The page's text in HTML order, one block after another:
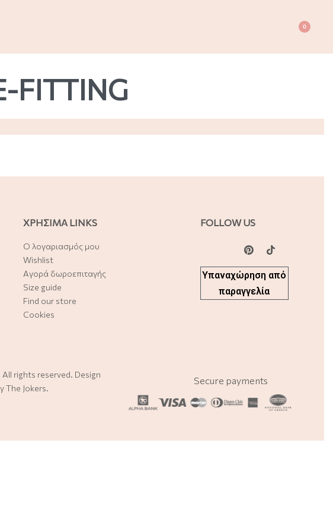
0
FITTING
ΧΡΗΣΙΜΑ LINKS
Ο λογαριασμός μου
Wishlist
Αγορά δωροεπιταγής
Size guide
Find our store
Cookies
FOLLOW US
Υπαναχώρηση από
παραγγελία
All rights reserved. Design
The Jokers.
Secure payments